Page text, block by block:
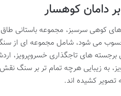
دامان کوهسار
کوهی سرسبز، مجموعه باستانی
می شود، شامل مجموعه ای از
های تاجگذاری خسروپرویز،
به زیبایی هرچه تمام تر بر سنگ
تصویر کشیده اند.